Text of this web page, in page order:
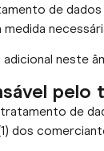
de
medida
neste
tratamento de
dos